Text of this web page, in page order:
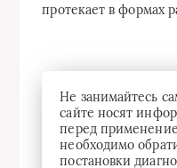
протекает в формах
Не занимайтесь
сайте носят
перед
необходимо
постановки